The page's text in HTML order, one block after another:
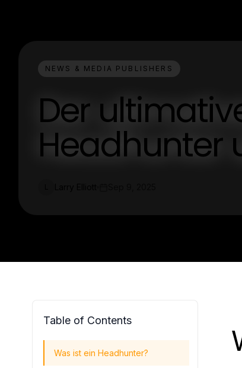
NEWS & MEDIA PUBLISHERS
Der
Headhunter
Table of Contents
Was ist ein Headhunter?